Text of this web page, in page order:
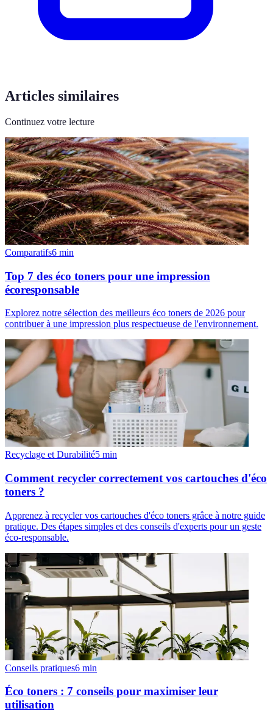
Articles similaires
Continuez votre lecture
Comparatifs6 min
Top 7 des éco toners pour une impression
écoresponsable
Explorez notre sélection des meilleurs éco toners de 2026 pour
contribuer à une impression plus respectueuse de l'environnement.
Recyclage et Durabilité5 min
Comment recycler correctement vos cartouches d'éco
toners ?
Apprenez à recycler vos cartouches d'éco toners grâce à notre guide
pratique. Des étapes simples et des conseils d'experts pour un geste
éco-responsable.
Conseils pratiques6 min
Éco toners : 7 conseils pour maximiser leur
utilisation